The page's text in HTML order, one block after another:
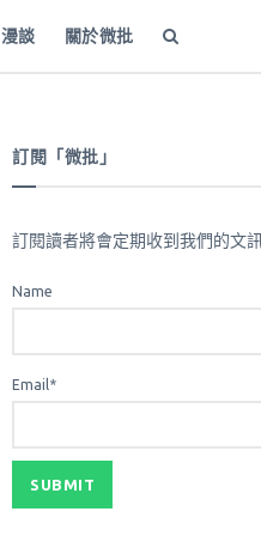
漫談 關於微批
訂閱「微批」
訂閱讀者將會定期收到我們的文訊
Name
Email*